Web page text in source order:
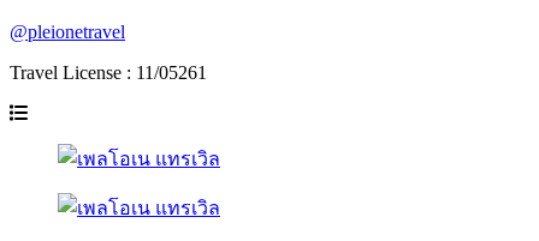
@pleionetravel
Travel License : 11/05261